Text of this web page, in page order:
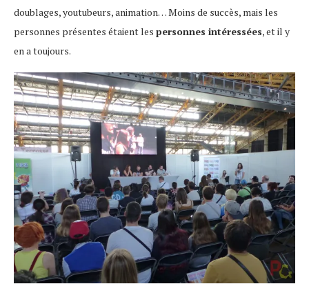
doublages, youtubeurs, animation… Moins de succès, mais les
personnes présentes étaient les personnes intéressées, et il y
en a toujours.